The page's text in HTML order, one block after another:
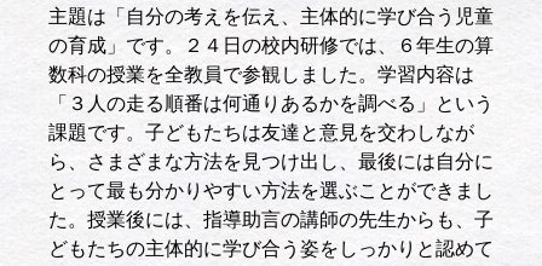
主題は「自分の考えを伝え、主体的に学び合う児童
の育成」です。２４日の校内研修では、６年生の算
数科の授業を全教員で参観しました。学習内容は
「３人の走る順番は何通りあるかを調べる」という
課題です。子どもたちは友達と意見を交わしなが
ら、さまざまな方法を見つけ出し、最後には自分に
とって最も分かりやすい方法を選ぶことができまし
た。授業後には、指導助言の講師の先生からも、子
どもたちの主体的に学び合う姿をしっかりと認めて